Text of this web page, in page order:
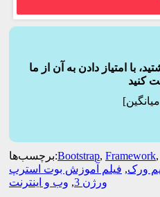
با امتیاز دادن به آن از ما
برچسب‌ها:Bootstrap, Framework,
ورک, فیلم آموزش بوت استرپ
ورژن 3
, وب و اینترنت